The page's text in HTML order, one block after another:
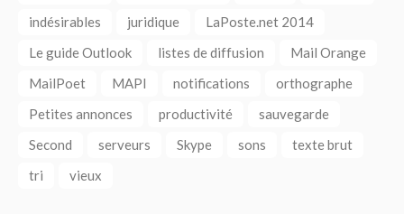
indésirables
juridique
LaPoste.net 2014
Le guide Outlook
listes de diffusion
Mail Orange
MailPoet
MAPI notifications
orthographe
Petites annonces
productivité
sauvegarde
Second
serveurs Skype sons
texte brut
tri
vieux